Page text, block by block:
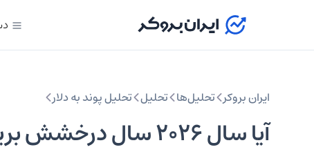
ایران بروکر تحلیل‌ها تحلیل‌ تحلیل پوند به دلار
آیا سال ۲۰۲۶ سال درخشش بریتانیاست؟ تحلیل GBP در ۴ دی